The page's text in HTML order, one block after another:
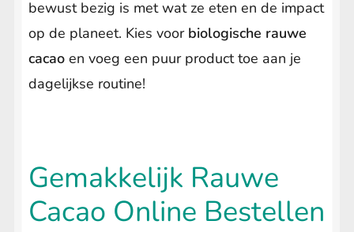
bewust bezig is met wat ze eten en de impact
op de planeet. Kies voor biologische rauwe
cacao en voeg een puur product toe aan je
dagelijkse routine!
Gemakkelijk Rauwe
Cacao Online Bestellen